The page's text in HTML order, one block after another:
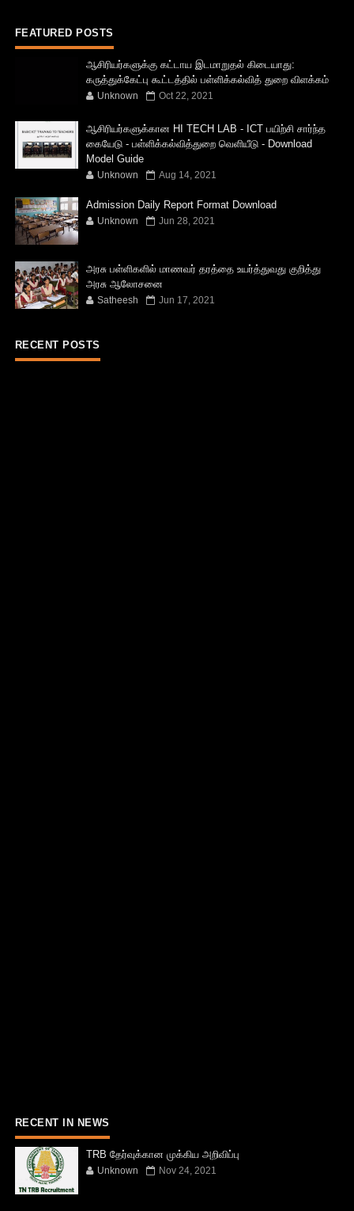
FEATURED POSTS
ஆசிரியர்களுக்கு கட்டாய இடமாறுதல் கிடையாது:
கருத்துக்கேட்பு கூட்டத்தில் பள்ளிக்கல்வித் துறை விளக்கம்
Unknown Oct 22, 2021
ஆசிரியர்களுக்கான HI TECH LAB - ICT பயிற்சி சார்ந்த
கையேடு - பள்ளிக்கல்வித்துறை வெளியீடு - Download
Model Guide
Unknown Aug 14, 2021
Admission Daily Report Format Download
Unknown Jun 28, 2021
அரசு பள்ளிகளில் மாணவர் தரத்தை உயர்த்துவது குறித்து
அரசு ஆலோசனை
Satheesh Jun 17, 2021
RECENT POSTS
RECENT IN NEWS
TRB தேர்வுக்கான முக்கிய அறிவிப்பு
Unknown Nov 24, 2021